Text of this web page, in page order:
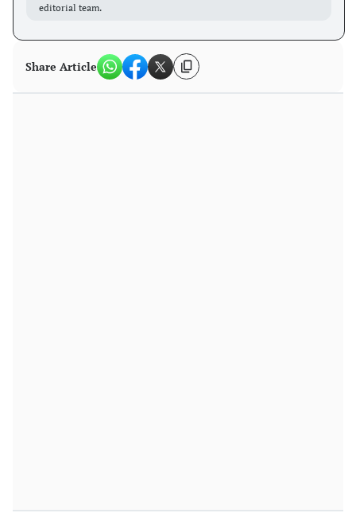
editorial team.
Share Article